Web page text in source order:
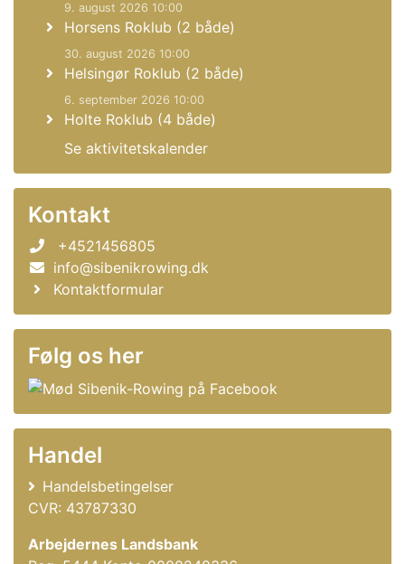
9. august 2026 10:00
Horsens Roklub (2 både)
30. august 2026 10:00
Helsingør Roklub (2 både)
6. september 2026 10:00
Holte Roklub (4 både)
Se aktivitetskalender
Kontakt
+4521456805
info@sibenikrowing.dk
Kontaktformular
Følg os her
Handel
Handelsbetingelser
CVR: 43787330
Arbejdernes Landsbank